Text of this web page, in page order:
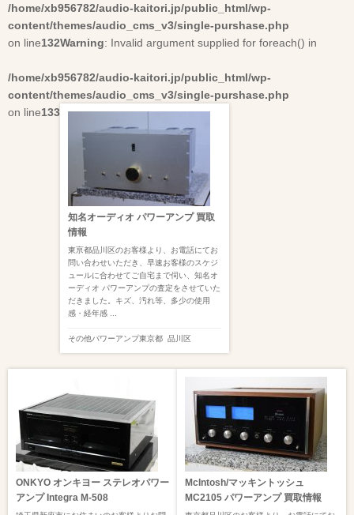
/home/xb956782/audio-kaitori.jp/public_html/wp-
content/themes/audio_cms_v3/single-purshase.php
on line132Warning: Invalid argument supplied for foreach() in
/home/xb956782/audio-kaitori.jp/public_html/wp-
content/themes/audio_cms_v3/single-purshase.php
on line133
知名オーディオ パワーアンプ 買取
情報
東亰都品川区のお客様より、お電話にてお
問い合わせいただき、早速お客様のスケジ
ュールに合わせてご自宅まで伺い、知名オ
ーディオ パワーアンプの査定をさせていた
だきました。キズ、汚れ等、多少の使用
感・経年感 ...
その他パワーアンプ東京都 品川区
ONKYO オンキヨー ステレオパワー
アンプ Integra M-508
McIntosh/マッキントッシュ
MC2105 パワーアンプ 買取情報